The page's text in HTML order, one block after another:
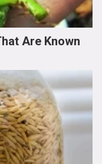
Are Known